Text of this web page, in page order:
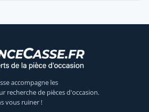
accompagne les
recherche de pièces d'occasion.
vous ruiner !